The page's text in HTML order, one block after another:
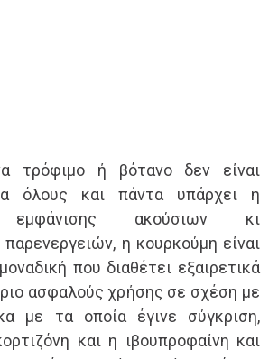
τρόφιμο ή βότανο δεν είναι
όλους και πάντα υπάρχει η
εμφάνισης ακούσιων κι
η κουρκούμη είναι
που διαθέτει εξαιρετικά
ασφαλούς χρήσης σε σχέση με
με τα οποία έγινε σύγκριση,
και η ιβουπροφαίνη και